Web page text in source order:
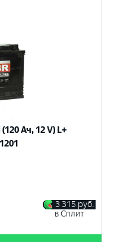
Ач, 12 V) L+
3 315 руб.
в Сплит